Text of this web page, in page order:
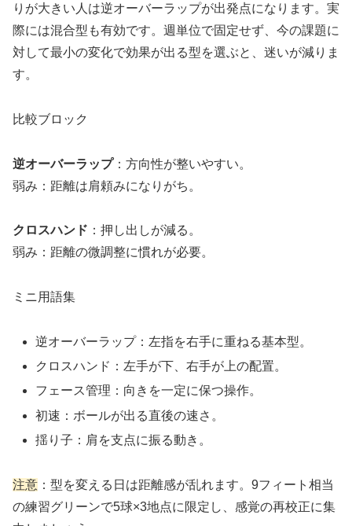
りが大きい人は逆オーバーラップが出発点になります。実
際には混合型も有効です。週単位で固定せず、今の課題に
対して最小の変化で効果が出る型を選ぶと、迷いが減りま
す。
比較ブロック
逆オーバーラップ：方向性が整いやすい。
弱み：距離は肩頼みになりがち。
クロスハンド ：押し出しが減る。
弱み：距離の微調整に慣れが必要。
ミニ用語集
逆オーバーラップ：左指を右手に重ねる基本型。
クロスハンド：左手が下、右手が上の配置。
フェース管理：向きを一定に保つ操作。
初速：ボールが出る直後の速さ。
揺り子：肩を支点に振る動き。
注意 ：型を変える日は距離感が乱れます。9フィート相当
の練習グリーンで5球×3地点に限定し、感覚の再校正に集